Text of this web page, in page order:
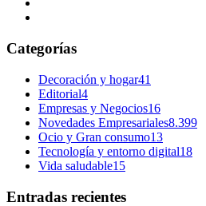
Categorías
Decoración y hogar41
Editorial4
Empresas y Negocios16
Novedades Empresariales8.399
Ocio y Gran consumo13
Tecnología y entorno digital18
Vida saludable15
Entradas recientes